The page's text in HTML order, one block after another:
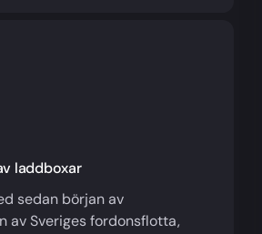
laddboxar
sedan början av
av Sveriges fordonsflotta,